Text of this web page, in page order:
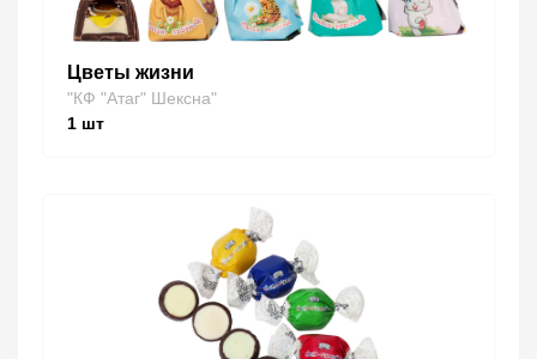
Цветы жизни
"КФ "Атаг" Шексна"
1 шт